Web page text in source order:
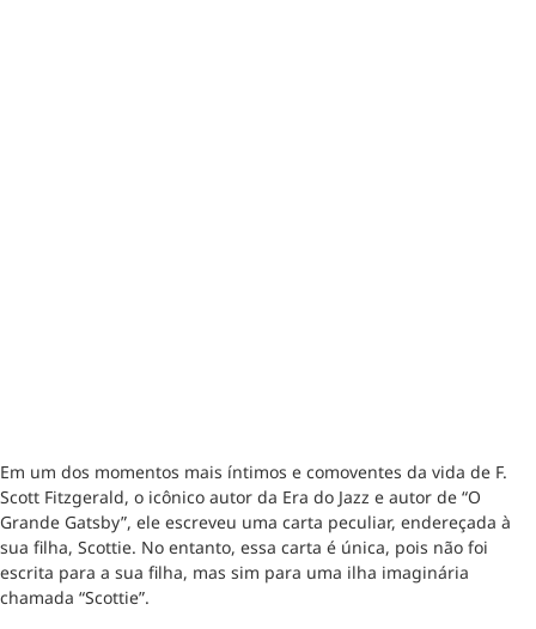
Em um dos momentos mais íntimos e comoventes da vida de F.
Scott Fitzgerald, o icônico autor da Era do Jazz e autor de “O
Grande Gatsby”, ele escreveu uma carta peculiar, endereçada à
sua filha, Scottie. No entanto, essa carta é única, pois não foi
escrita para a sua filha, mas sim para uma ilha imaginária
chamada “Scottie”.